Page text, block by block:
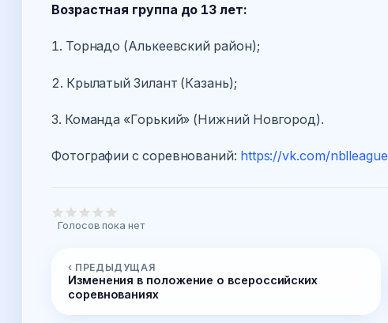
Возрастная группа до 13 лет:
1. Торнадо (Алькеевский район);
2. Крылатый Зилант (Казань);
3. Команда «Горький» (Нижний Новгород).
Фотографии с соревнований: https://vk.com/nblleague
Голосов пока нет
‹ ПРЕДЫДУЩАЯ
Изменения в положение о всероссийских
соревнованиях